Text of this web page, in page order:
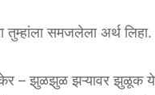
तुम्हांला समजलेला अर्थ लिहा.
– झुळझुळ झऱ्यावर झुळूक